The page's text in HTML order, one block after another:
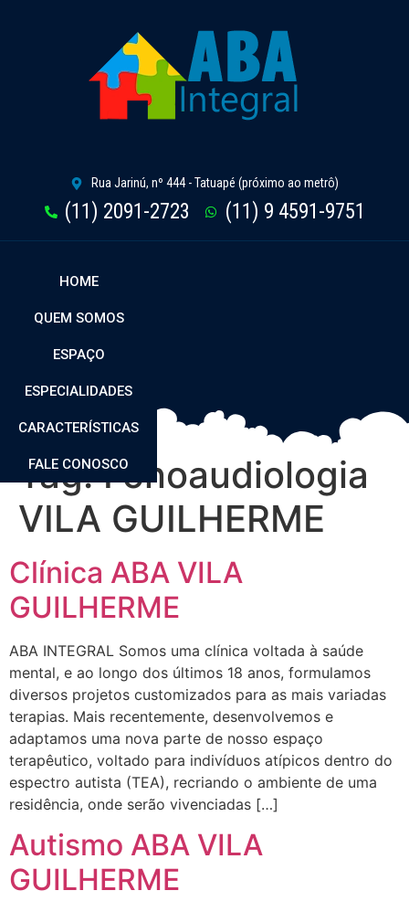
Rua Jarinú, nº 444 - Tatuapé (próximo ao metrô)
(11) 2091-2723 (11) 9 4591-9751
HOME
QUEM SOMOS
ESPAÇO
ESPECIALIDADES
CARACTERÍSTICAS
FALE CONOSCO
Tag:Fonoaudiologia
VILA GUILHERME
Clínica ABA VILA
GUILHERME
ABA INTEGRAL Somos uma clínica voltada à saúde
mental, e ao longo dos últimos 18 anos, formulamos
diversos projetos customizados para as mais variadas
terapias. Mais recentemente, desenvolvemos e
adaptamos uma nova parte de nosso espaço
terapêutico, voltado para indivíduos atípicos dentro do
espectro autista (TEA), recriando o ambiente de uma
residência, onde serão vivenciadas […]
Autismo ABA VILA
GUILHERME